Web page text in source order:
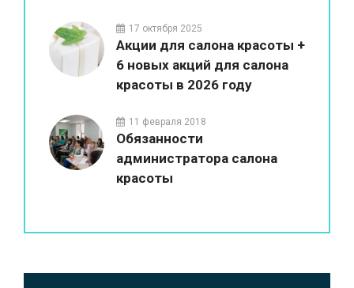
17 октября 2025
Акции для салона красоты +
6 новых акций для салона
красоты в 2026 году
11 февраля 2018
Обязанности
администратора салона
красоты